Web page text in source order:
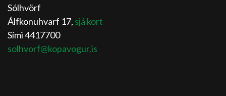
Sólhvörf
Álfkonuhvarf 17, sjá kort
Sími 4417700
solhvorf@kopavogur.is